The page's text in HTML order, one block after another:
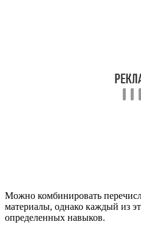
Можно комбинировать
материалы, однако каждый из
определенных навыков.